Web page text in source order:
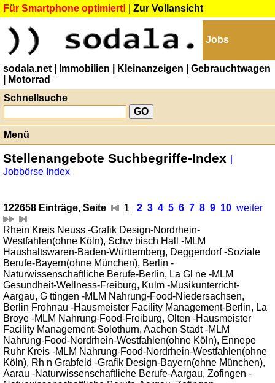
Für Smartphone optimiert! Zur Vollansicht
Jobs
sodala.net | Immobilien | Kleinanzeigen
| Gebrauchtwagen
| Motorrad
Schnellsuche
Menü
Stellenangebote Suchbegriffe-Index
Jobbörse Index
122658 Einträge, Seite 1 2 3 4 5 6 7 8 9 10 weiter
Rhein Kreis Neuss -Grafik Design-Nordrhein-
Westfahlen(ohne Köln), Schw bisch Hall -MLM
Haushaltswaren-Baden-Württemberg, Deggendorf -Soziale
Berufe-Bayern(ohne München), Berlin -
Naturwissenschaftliche Berufe-Berlin, La Gl ne -MLM
Gesundheit-Wellness-Freiburg, Kulm -Musikunterricht-
Aargau, G ttingen -MLM Nahrung-Food-Niedersachsen,
Berlin Frohnau -Hausmeister Facility Management-Berlin, La
Broye -MLM Nahrung-Food-Freiburg, Olten -Hausmeister
Facility Management-Solothurn, Aachen Stadt -MLM
Nahrung-Food-Nordrhein-Westfahlen(ohne Köln), Ennepe
Ruhr Kreis -MLM Nahrung-Food-Nordrhein-Westfahlen(ohne
Köln), Rh n Grabfeld -Grafik Design-Bayern(ohne München),
Aarau -Naturwissenschaftliche Berufe-Aargau, Zofingen -